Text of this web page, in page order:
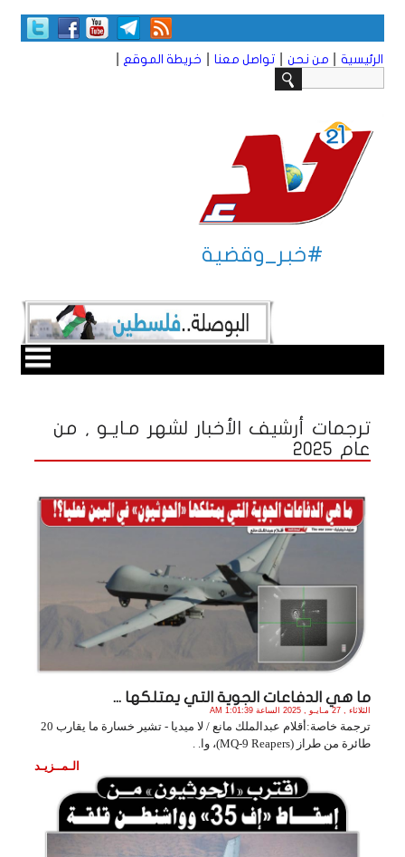
الرئيسية من نحن تواصل معنا خريطة الموقع
#خبر_وقضية
ترجمات أرشيف الأخبار لشهر مـايـو , من
عام 2025
ما هي الدفاعات الجوية التي يمتلكها ...
الثلاثاء , 27 مـايـو , 2025 الساعة 1:01:39 AM
ترجمة خاصة:أقلام عبدالملك مانع / لا ميديا - تشير خسارة ما يقارب 20
طائرة من طراز (MQ-9 Reapers)، وا. .
الـمــزيـد